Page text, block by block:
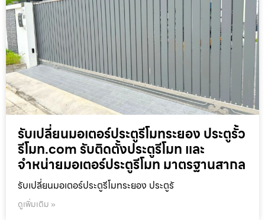
รับเปลี่ยนมอเตอร์ประตูรีโมทระยอง ประตูรั้ว
รีโมท.com รับติดตั้งประตูรีโมท และ
จำหน่ายมอเตอร์ประตูรีโมท มาตรฐานสากล
รับเปลี่ยนมอเตอร์ประตูรีโมทระยอง ประตูรั
ดูเพิ่มเติม »